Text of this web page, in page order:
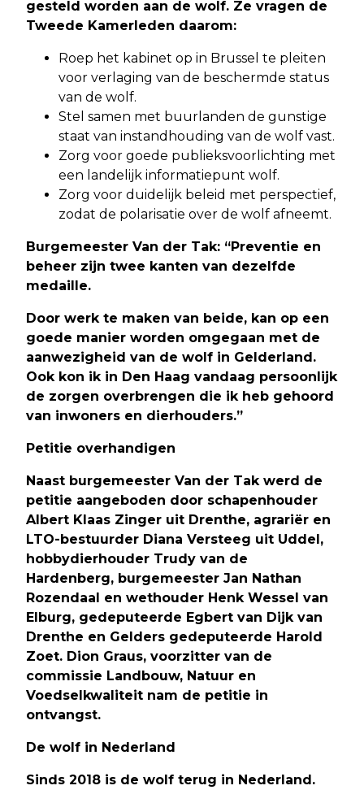
gesteld worden aan de wolf. Ze vragen de
Tweede Kamerleden daarom:
Roep het kabinet op in Brussel te pleiten
voor verlaging van de beschermde status
van de wolf.
Stel samen met buurlanden de gunstige
staat van instandhouding van de wolf vast.
Zorg voor goede publieksvoorlichting met
een landelijk informatiepunt wolf.
Zorg voor duidelijk beleid met perspectief,
zodat de polarisatie over de wolf afneemt.
Burgemeester Van der Tak: “Preventie en
beheer zijn twee kanten van dezelfde
medaille.
Door werk te maken van beide, kan op een
goede manier worden omgegaan met de
aanwezigheid van de wolf in Gelderland.
Ook kon ik in Den Haag vandaag persoonlijk
de zorgen overbrengen die ik heb gehoord
van inwoners en dierhouders.”
Petitie overhandigen
Naast burgemeester Van der Tak werd de
petitie aangeboden door schapenhouder
Albert Klaas Zinger uit Drenthe, agrariër en
LTO-bestuurder Diana Versteeg uit Uddel,
hobbydierhouder Trudy van de
Hardenberg, burgemeester Jan Nathan
Rozendaal en wethouder Henk Wessel van
Elburg, gedeputeerde Egbert van Dijk van
Drenthe en Gelders gedeputeerde Harold
Zoet. Dion Graus, voorzitter van de
commissie Landbouw, Natuur en
Voedselkwaliteit nam de petitie in
ontvangst.
De wolf in Nederland
Sinds 2018 is de wolf terug in Nederland.